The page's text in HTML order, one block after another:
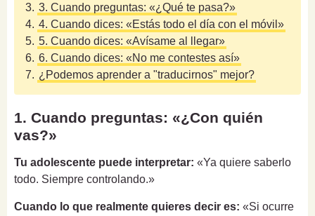
3. 3. Cuando preguntas: «¿Qué te pasa?»
4. 4. Cuando dices: «Estás todo el día con el móvil»
5. 5. Cuando dices: «Avísame al llegar»
6. 6. Cuando dices: «No me contestes así»
7. ¿Podemos aprender a "traducirnos" mejor?
1. Cuando preguntas: «¿Con quién
vas?»
Tu adolescente puede interpretar: «Ya quiere saberlo
todo. Siempre controlando.»
Cuando lo que realmente quieres decir es: «Si ocurre